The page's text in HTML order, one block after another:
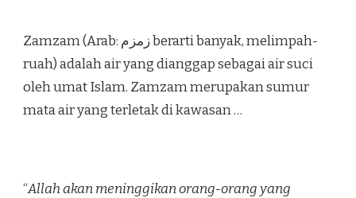
Zamzam (Arab: زمزم‎ berarti banyak, melimpah-
ruah) adalah air yang dianggap sebagai air suci
oleh umat Islam. Zamzam merupakan sumur
mata air yang terletak di kawasan …
“Allah akan meninggikan orang-orang yang